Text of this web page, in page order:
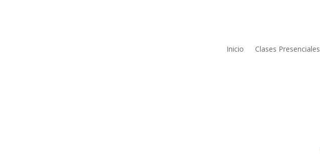
Inicio Clases Presenciales